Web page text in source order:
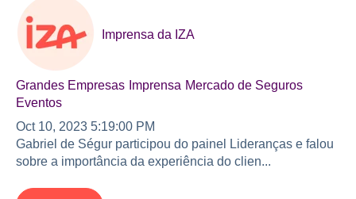
Imprensa da IZA
Grandes Empresas Imprensa Mercado de Seguros
Eventos
Oct 10, 2023 5:19:00 PM
Gabriel de Ségur participou do painel Lideranças e falou
sobre a importância da experiência do clien...